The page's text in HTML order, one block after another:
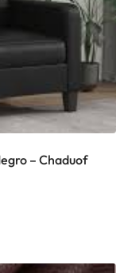
– Chaduof